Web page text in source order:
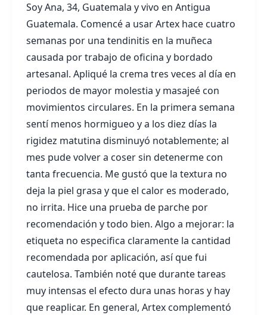
Soy Ana, 34, Guatemala y vivo en Antigua
Guatemala. Comencé a usar Artex hace cuatro
semanas por una tendinitis en la muñeca
causada por trabajo de oficina y bordado
artesanal. Apliqué la crema tres veces al día en
periodos de mayor molestia y masajeé con
movimientos circulares. En la primera semana
sentí menos hormigueo y a los diez días la
rigidez matutina disminuyó notablemente; al
mes pude volver a coser sin detenerme con
tanta frecuencia. Me gustó que la textura no
deja la piel grasa y que el calor es moderado,
no irrita. Hice una prueba de parche por
recomendación y todo bien. Algo a mejorar: la
etiqueta no especifica claramente la cantidad
recomendada por aplicación, así que fui
cautelosa. También noté que durante tareas
muy intensas el efecto dura unas horas y hay
que reaplicar. En general, Artex complementó